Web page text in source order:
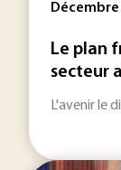
Le plan
secteur
L'avenir le